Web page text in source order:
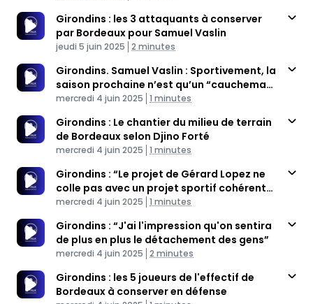
Girondins : les 3 attaquants à conserver
par Bordeaux pour Samuel Vaslin
Published At
jeudi 5 juin 2025 Time
2 minutes
Girondins. Samuel Vaslin : Sportivement, la
saison prochaine n’est qu’un “cauchemar
à revivre”
Published At
mercredi 4 juin 2025 Time
1 minutes
Girondins : Le chantier du milieu de terrain
de Bordeaux selon Djino Forté
Published At
mercredi 4 juin 2025 Time
1 minutes
Girondins : “Le projet de Gérard Lopez ne
colle pas avec un projet sportif cohérent
et sain”
Published At
mercredi 4 juin 2025 Time
1 minutes
Girondins : “J'ai l'impression qu'on sentira
de plus en plus le détachement des gens”
Published At
mercredi 4 juin 2025 Time
2 minutes
Girondins : les 5 joueurs de l'effectif de
Bordeaux à conserver en défense